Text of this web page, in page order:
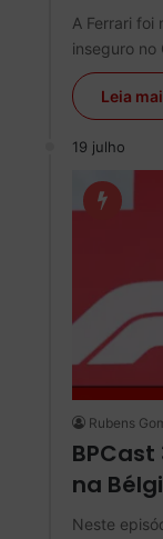
A Ferrari foi
inseguro no
Leia
19 julho
Rubens
na
Neste